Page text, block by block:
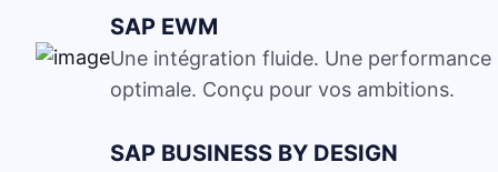
SAP EWM
Une intégration fluide. Une performance
optimale. Conçu pour vos ambitions.
SAP BUSINESS BY DESIGN